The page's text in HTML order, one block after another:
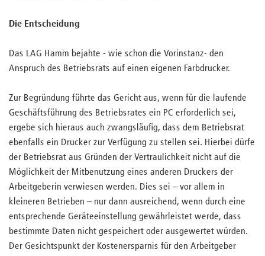
Die Entscheidung
Das LAG Hamm bejahte - wie schon die Vorinstanz- den
Anspruch des Betriebsrats auf einen eigenen Farbdrucker.
Zur Begründung führte das Gericht aus, wenn für die laufende
Geschäftsführung des Betriebsrates ein PC erforderlich sei,
ergebe sich hieraus auch zwangsläufig, dass dem Betriebsrat
ebenfalls ein Drucker zur Verfügung zu stellen sei. Hierbei dürfe
der Betriebsrat aus Gründen der Vertraulichkeit nicht auf die
Möglichkeit der Mitbenutzung eines anderen Druckers der
Arbeitgeberin verwiesen werden. Dies sei – vor allem in
kleineren Betrieben – nur dann ausreichend, wenn durch eine
entsprechende Geräteeinstellung gewährleistet werde, dass
bestimmte Daten nicht gespeichert oder ausgewertet würden.
Der Gesichtspunkt der Kostenersparnis für den Arbeitgeber